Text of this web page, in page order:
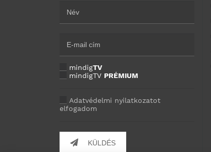
mindigTV
mindigTV PRÉMIUM
Adatvédelmi nyilatkozatot
elfogadom
KÜLDÉS